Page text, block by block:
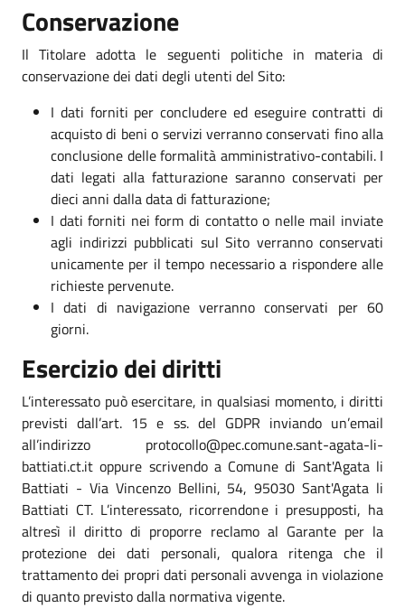
Conservazione
Il Titolare adotta le seguenti politiche in materia di
conservazione dei dati degli utenti del Sito:
I dati forniti per concludere ed eseguire contratti di
acquisto di beni o servizi verranno conservati fino alla
conclusione delle formalità amministrativo-contabili. I
dati legati alla fatturazione saranno conservati per
dieci anni dalla data di fatturazione;
I dati forniti nei form di contatto o nelle mail inviate
agli indirizzi pubblicati sul Sito verranno conservati
unicamente per il tempo necessario a rispondere alle
richieste pervenute.
I dati di navigazione verranno conservati per 60
giorni.
Esercizio dei diritti
L’interessato può esercitare, in qualsiasi momento, i diritti
previsti dall’art. 15 e ss. del GDPR inviando un’email
all’indirizzo protocollo@pec.comune.sant-agata-li-
battiati.ct.it oppure scrivendo a Comune di Sant'Agata li
Battiati - Via Vincenzo Bellini, 54, 95030 Sant'Agata li
Battiati CT. L’interessato, ricorrendone i presupposti, ha
altresì il diritto di proporre reclamo al Garante per la
protezione dei dati personali, qualora ritenga che il
trattamento dei propri dati personali avvenga in violazione
di quanto previsto dalla normativa vigente.